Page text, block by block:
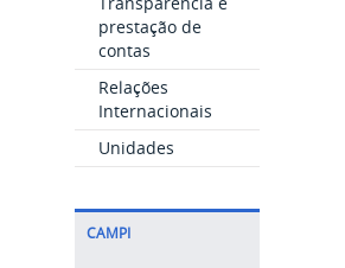
prestação de
contas
Relações
Internacionais
Unidades
CAMPI